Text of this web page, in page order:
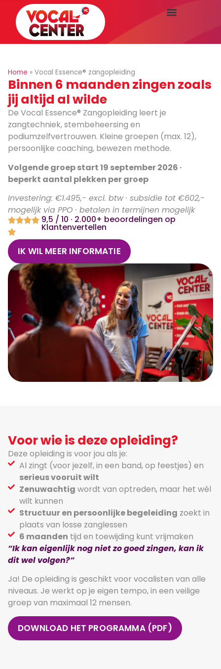
Home » Vocal Essence® zangopleiding
Binnen 6 maanden zingen zoals
jij altijd al wilde
De Vocal Essence® Zangopleiding leert je
zangtechniek, stembeheersing en
podiumzelfvertrouwen. Kleine groepen (max. 12),
persoonlijke coaching, bewezen methode.
Volgende groep start 19 september 2026 ·
beperkt aantal plekken per groep
Investering: €1.495,- excl. btw · subsidie tot €602,-
mogelijk via PPO · betalen in termijnen mogelijk
9,5 / 10 · 2.000+ beoordelingen op
Klantenvertellen
IK WIL MEER INFORMATIE
Voor wie is deze opleiding?
Deze opleiding is voor jou als je:
Al zingt (voor jezelf, in een band, op feestjes) en
serieus vooruit wilt
Zenuwachtig wordt van optreden, maar het wél
wilt kunnen
Structuur en persoonlijke begeleiding zoekt in
plaats van losse zanglessen
6 maanden tijd en toewijding kunt vrijmaken
“Ik kan eigenlijk nog niet zo goed zingen, kan ik
dit wel volgen?”
Ja! De opleiding is geschikt voor vocalisten van alle
niveaus. Je werkt op je eigen tempo, in een veilige
groep van maximaal 12 mensen.
DOWNLOAD HET PROGRAMMA (PDF)